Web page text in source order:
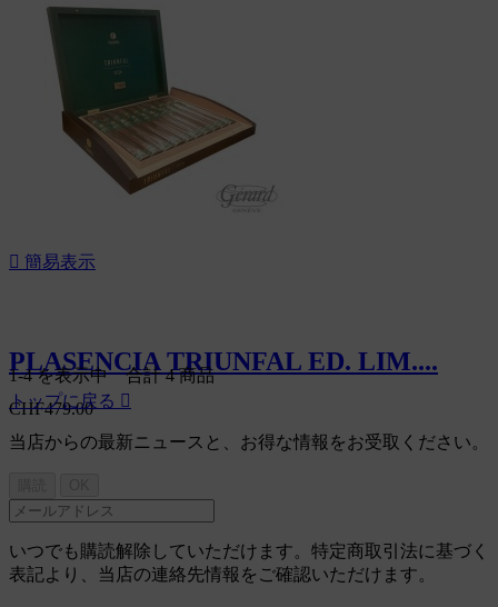
CHF306.00
 簡易表示
PLASENCIA TRIUNFAL ED. LIM....
CHF479.00
1-4 を表示中 合計 4 商品
トップに戻る 
当店からの最新ニュースと、お得な情報をお受取ください。
いつでも購読解除していただけます。特定商取引法に基づく
表記より、当店の連絡先情報をご確認いただけます。